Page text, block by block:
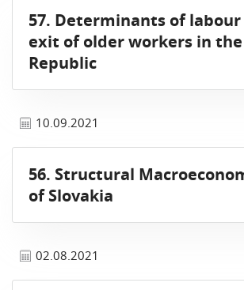
57. Determinants of
exit of older workers in the
Republic
10.09.2021
56. Structural
of Slovakia
02.08.2021